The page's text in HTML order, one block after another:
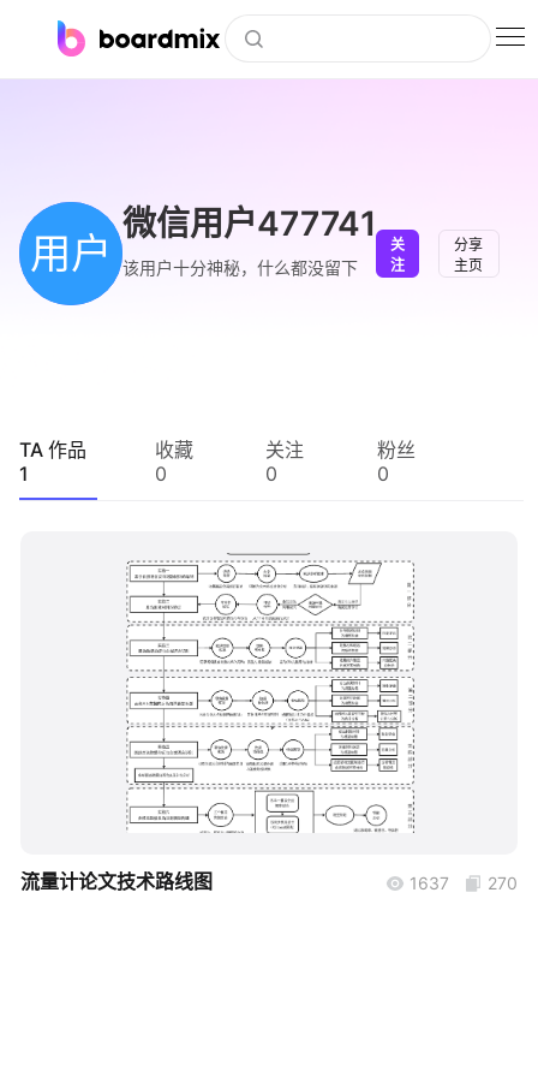
下载
会员
企业服务
知识分享社区
用户
微信用户477741
该用户十分神秘，什么都没留下
关
注
分享
主页
TA 作品
1
收藏
0
关注
0
粉丝
0
boardmix
流量计论文技术路线图 1637 270